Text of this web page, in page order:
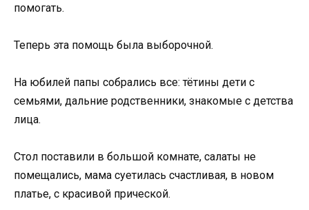
помогать.
Теперь эта помощь была выборочной.
На юбилей папы собрались все: тётины дети с
семьями, дальние родственники, знакомые с детства
лица.
Стол поставили в большой комнате, салаты не
помещались, мама суетилась счастливая, в новом
платье, с красивой прической.